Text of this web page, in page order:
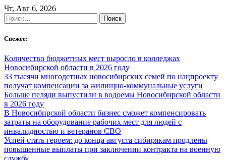
Skip
to
content
Чт, Авг 6, 2026
Найти:
Свежее:
Количество бюджетных мест выросло в колледжах
Новосибирской области в 2026 году
33 тысячи многодетных новосибирских семей по нацпроекту
получат компенсации за жилищно-коммунальные услуги
Больше пеляди выпустили в водоемы Новосибирской области
в 2026 году
В Новосибирской области бизнес сможет компенсировать
затраты на оборудование рабочих мест для людей с
инвалидностью и ветеранов СВО
Успей стать героем: до конца августа сибирякам продлены
повышенные выплаты при заключении контракта на военную